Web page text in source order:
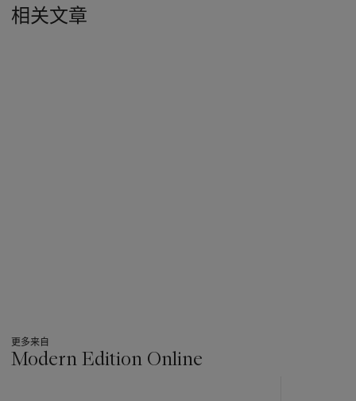
相关文章
更多来自
Modern Edition Online